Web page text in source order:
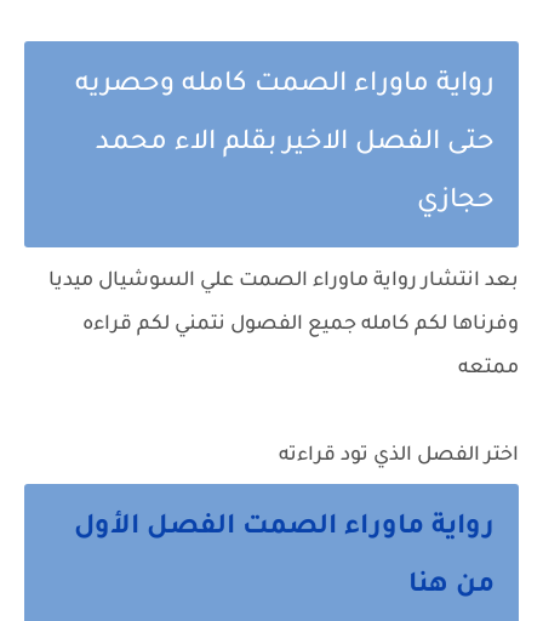
رواية ماوراء الصمت كامله وحصريه
حتى الفصل الاخير بقلم الاء محمد
حجازي
بعد انتشار رواية ماوراء الصمت علي السوشيال ميديا
وفرناها لكم كامله جميع الفصول نتمني لكم قراءه
ممتعه
اختر الفصل الذي تود قراءته
رواية ماوراء الصمت الفصل الأول
من هنا